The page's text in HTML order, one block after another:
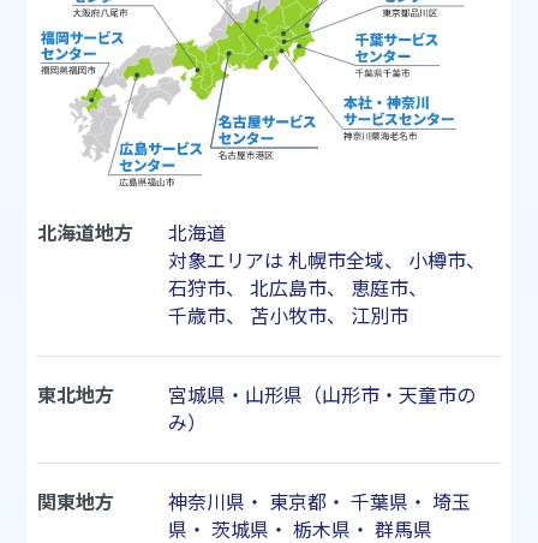
北海道地方
北海道
対象エリアは 札幌市全域、 小樽市、
石狩市、 北広島市、 恵庭市、
千歳市、 苫小牧市、 江別市
東北地方
宮城県・山形県（山形市・天童市の
み）
関東地方 神奈川県 ・ 東京都・ 千葉県 ・ 埼玉
県 ・ 茨城県 ・ 栃木県 ・ 群馬県